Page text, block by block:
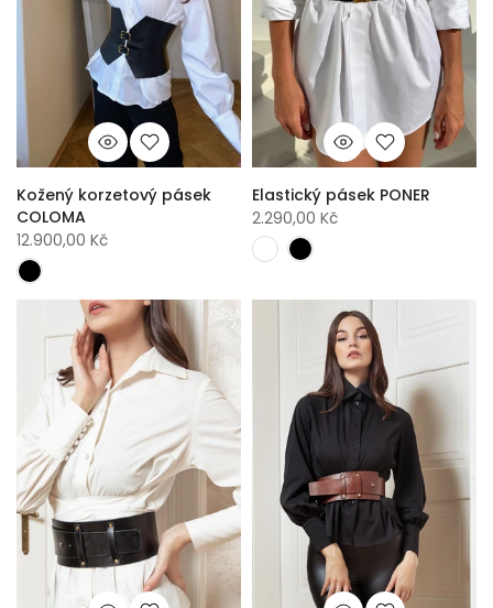
Kožený korzetový pásek
COLOMA
12.900,00 Kč
Elastický pásek PONER
2.290,00 Kč